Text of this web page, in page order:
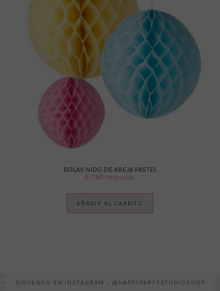
BOLAS NIDO DE ABEJA PASTEL
€ 7.90 IVA Incluido
AÑADIR AL CARRITO
SÍGUENOS EN INSTAGRAM › @HAPPYPARTYSTUDIOSHOP